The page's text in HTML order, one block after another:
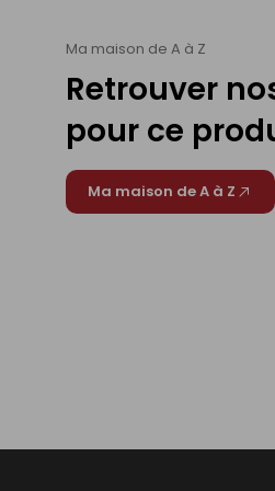
Ma maison de A à Z
Retrouver
pour ce
Ma maison de A à Z